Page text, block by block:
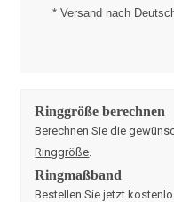
* Versand nach
Ringgröße berechnen
Berechnen Sie die
Ringgröße
Ringmaßband
Bestellen Sie jetzt